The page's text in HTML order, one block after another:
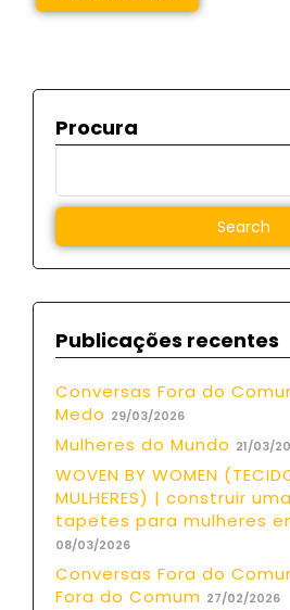
Procura
Publicações recentes
Conversas Fora do
Medo 29/03/2026
Mulheres do Mundo 21/03/
WOVEN BY WOMEN
MULHERES) | construir
tapetes para mulheres
08/03/2026
Conversas Fora do
Fora do Comum 27/02/2026